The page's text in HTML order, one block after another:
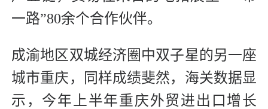
一路”80余个合作伙伴。
成渝地区双城经济圈中双子星的另一座
城市重庆，同样成绩斐然，海关数据显
示，今年上半年重庆外贸进出口增长